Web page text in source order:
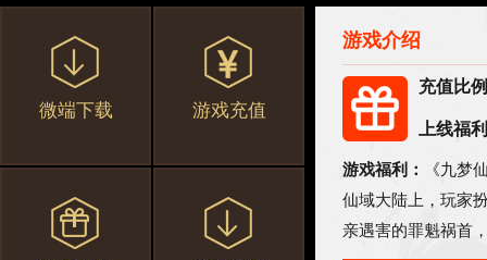
微端下载 游戏充值
游戏介绍
充值比
上线福
游戏福利：
《九梦
仙域大陆上，玩家
亲遇害的罪魁祸首